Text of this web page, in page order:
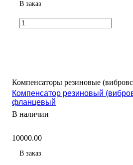
В заказ
Компенсаторы резиновые
Компенсатор резиновый
фланцевый
В наличии
10000.00
В заказ